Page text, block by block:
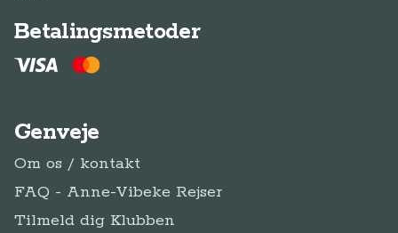
Betalingsmetoder
Genveje
Om os / kontakt
FAQ - Anne-Vibeke Rejser
Tilmeld dig Klubben